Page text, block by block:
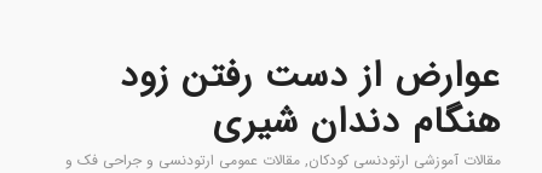
عوارض از دست رفتن زود
هنگام دندان شیری
مقالات آموزشی ارتودنسی کودکان, مقالات عمومی ارتودنسی و جراحی فک و